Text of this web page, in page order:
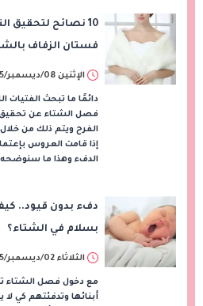
10 نصائح لتحقيق
فستان الزفاف
الإثنين 08/ديسمبر/2025 - 10:45 م
دائمًا ما تبحث الفتيات
فصل الشتاء عن تحقيق
الفرح ويتم ذلك من
إذا قامت العروس
الدفء وهذا ما سنوضحه
دفء بدون قيود..
بسلام في الشتاء؟
الثلاثاء 02/ديسمبر/2025 - 02:45 م
مع دخول فصل الشتاء
أبنائها وتدفئتهم كي لا